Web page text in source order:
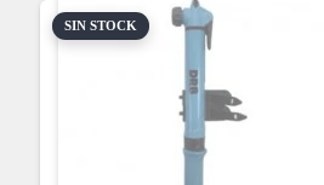
SIN STOCK